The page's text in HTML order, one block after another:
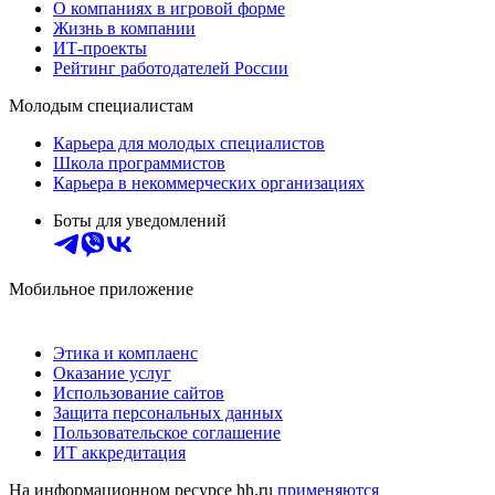
О компаниях в игровой форме
Жизнь в компании
ИТ-проекты
Рейтинг работодателей России
Молодым специалистам
Карьера для молодых специалистов
Школа программистов
Карьера в некоммерческих организациях
Боты для уведомлений
Мобильное приложение
Этика и комплаенс
Оказание услуг
Использование сайтов
Защита персональных данных
Пользовательское соглашение
ИТ аккредитация
На информационном ресурсе hh.ru применяются